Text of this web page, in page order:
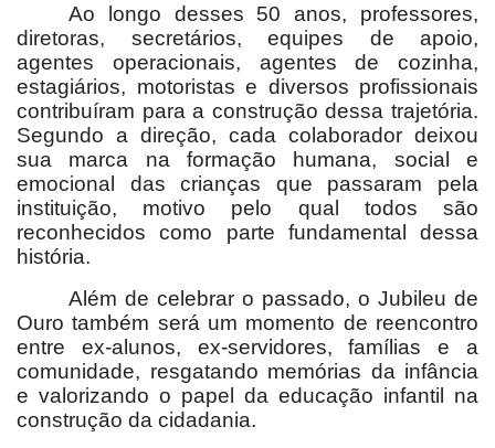
Ao longo desses 50 anos, professores,
diretoras, secretários, equipes de apoio,
agentes operacionais, agentes de cozinha,
estagiários, motoristas e diversos profissionais
contribuíram para a construção dessa trajetória.
Segundo a direção, cada colaborador deixou
sua marca na formação humana, social e
emocional das crianças que passaram pela
instituição, motivo pelo qual todos são
reconhecidos como parte fundamental dessa
história.
Além de celebrar o passado, o Jubileu de
Ouro também será um momento de reencontro
entre ex-alunos, ex-servidores, famílias e a
comunidade, resgatando memórias da infância
e valorizando o papel da educação infantil na
construção da cidadania.